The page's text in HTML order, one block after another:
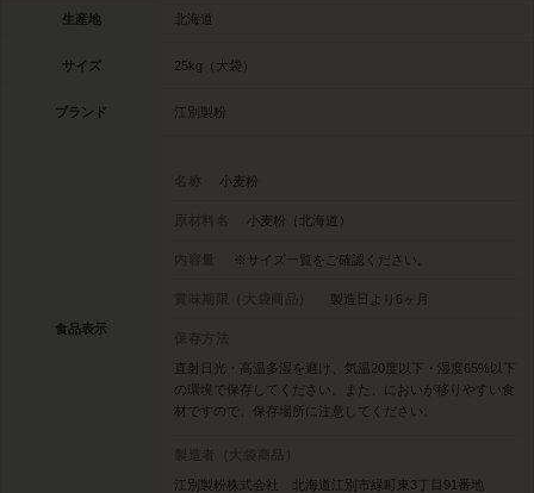
生産地 北海道
サイズ 25kg（大袋）
ブランド 江別製粉
食品表示
小麦粉
小麦粉（北海道）
※サイズ一覧をご確認ください。
製造日より6ヶ月
直射日光・高温多湿を避け、気温20度以下・湿度65%以下
の環境で保存してください。また、においが移りやすい食
材ですので、保存場所に注意してください。
江別製粉株式会社 北海道江別市緑町東3丁目91番地